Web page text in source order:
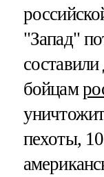
"Запад"
бойцам
пехоты,